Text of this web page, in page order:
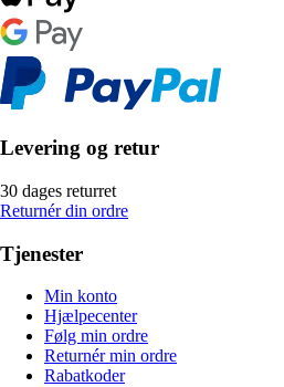
Levering og retur
30 dages returret
Returnér din ordre
Tjenester
Min konto
Hjælpecenter
Følg min ordre
Returnér min ordre
Rabatkoder